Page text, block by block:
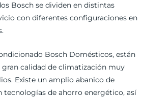
Bosch se dividen en distintas
con diferentes configuraciones en
Bosch Domésticos, están
gran calidad de climatización muy
Existe un amplio abanico de
tecnologías de ahorro energético, así